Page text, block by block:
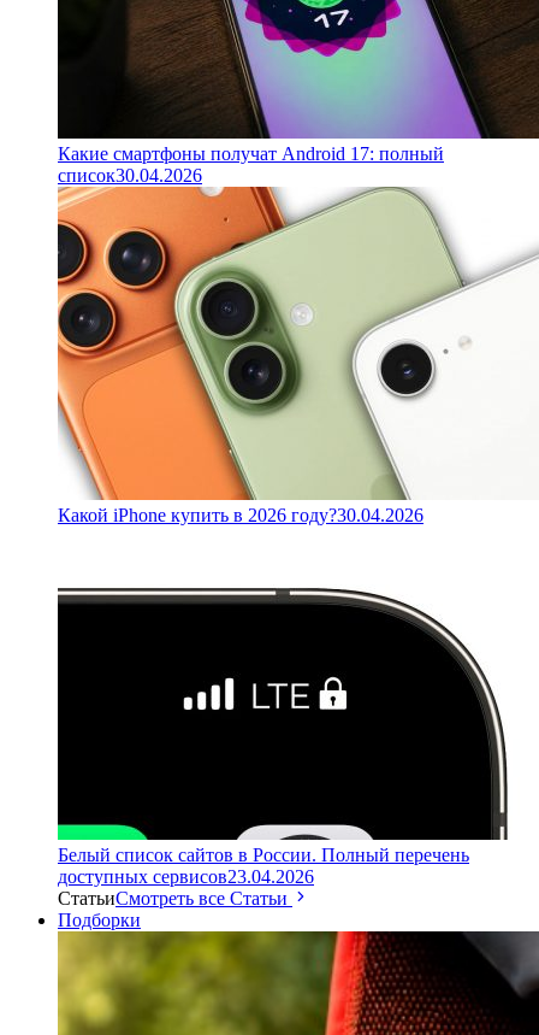
Какие смартфоны получат Android 17: полный
список30.04.2026
Какой iPhone купить в 2026 году?30.04.2026
Белый список сайтов в России. Полный перечень
доступных сервисов23.04.2026
СтатьиСмотреть все Статьи
Подборки